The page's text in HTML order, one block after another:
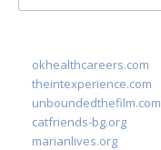
for:
okhealthcareers.com
theintexperience.com
unboundedthefilm.com
catfriends-bg.org
marianlives.org